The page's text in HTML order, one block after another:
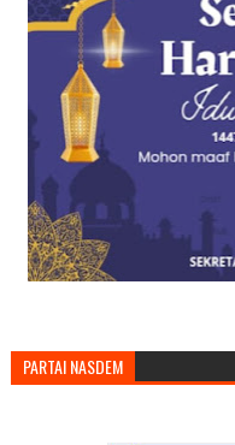
PARTAI NASDEM